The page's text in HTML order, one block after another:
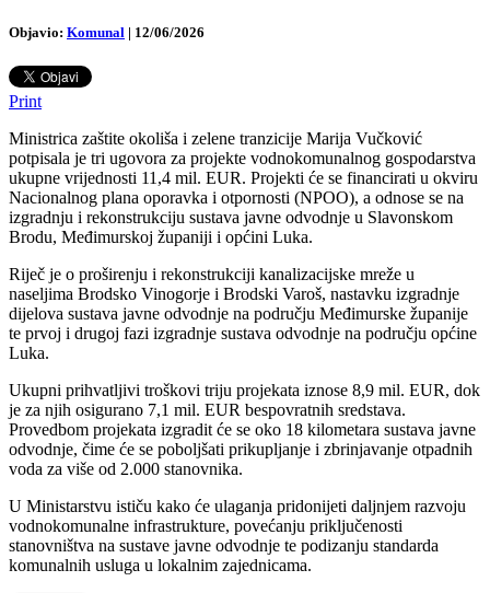
Objavio: Komunal | 12/06/2026
Print
Ministrica zaštite okoliša i zelene tranzicije Marija Vučković
potpisala je tri ugovora za projekte vodnokomunalnog gospodarstva
ukupne vrijednosti 11,4 mil. EUR. Projekti će se financirati u okviru
Nacionalnog plana oporavka i otpornosti (NPOO), a odnose se na
izgradnju i rekonstrukciju sustava javne odvodnje u Slavonskom
Brodu, Međimurskoj županiji i općini Luka.
Riječ je o proširenju i rekonstrukciji kanalizacijske mreže u
naseljima Brodsko Vinogorje i Brodski Varoš, nastavku izgradnje
dijelova sustava javne odvodnje na području Međimurske županije
te prvoj i drugoj fazi izgradnje sustava odvodnje na području općine
Luka.
Ukupni prihvatljivi troškovi triju projekata iznose 8,9 mil. EUR, dok
je za njih osigurano 7,1 mil. EUR bespovratnih sredstava.
Provedbom projekata izgradit će se oko 18 kilometara sustava javne
odvodnje, čime će se poboljšati prikupljanje i zbrinjavanje otpadnih
voda za više od 2.000 stanovnika.
U Ministarstvu ističu kako će ulaganja pridonijeti daljnjem razvoju
vodnokomunalne infrastrukture, povećanju priključenosti
stanovništva na sustave javne odvodnje te podizanju standarda
komunalnih usluga u lokalnim zajednicama.